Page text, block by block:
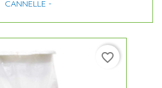
CANNELLE -
favorite_border